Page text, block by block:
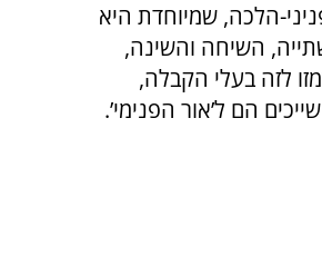
הלכה, שמיוחדת היא
השיחה והשינה,
לזה בעלי הקבלה,
הם ל’אור הפנימי’.